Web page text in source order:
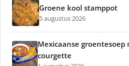
Groene kool stamppot
5 augustus 2026
Mexicaanse groentesoep
courgette